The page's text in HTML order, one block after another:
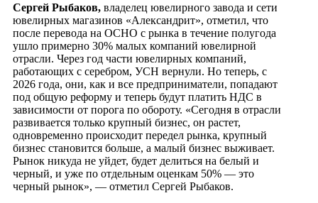
Сергей Рыбаков, владелец ювелирного завода и сети
ювелирных магазинов «Александрит», отметил, что
после перевода на ОСНО с рынка в течение полугода
ушло примерно 30% малых компаний ювелирной
отрасли. Через год части ювелирных компаний,
работающих с серебром, УСН вернули. Но теперь, с
2026 года, они, как и все предприниматели, попадают
под общую реформу и теперь будут платить НДС в
зависимости от порога по обороту. «Сегодня в отрасли
развивается только крупный бизнес, он растет,
одновременно происходит передел рынка, крупный
бизнес становится больше, а малый бизнес выживает.
Рынок никуда не уйдет, будет делиться на белый и
черный, и уже по отдельным оценкам 50% — это
черный рынок», — отметил Сергей Рыбаков.